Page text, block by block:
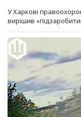
У Харкові
вирішив